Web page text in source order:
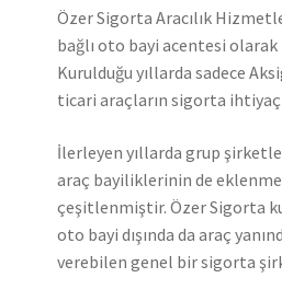
Özer Sigorta Aracılık
bağlı oto bayi acentesi olarak
Kurulduğu yıllarda sadece
ticari araçların sigorta
İlerleyen yıllarda grup
araç bayiliklerinin de
çeşitlenmiştir. Özer Sigorta
oto bayi dışında da araç
verebilen genel bir sigorta